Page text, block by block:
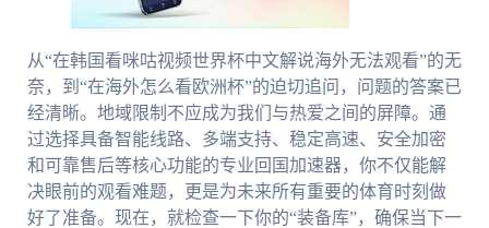
从“在韩国看咪咕视频世界杯中文解说海外无法观看”的无
奈，到“在海外怎么看欧洲杯”的迫切追问，问题的答案已
经清晰。地域限制不应成为我们与热爱之间的屏障。通
过选择具备智能线路、多端支持、稳定高速、安全加密
和可靠售后等核心功能的专业回国加速器，你不仅能解
决眼前的观看难题，更是为未来所有重要的体育时刻做
好了准备。现在，就检查一下你的“装备库”，确保当下一